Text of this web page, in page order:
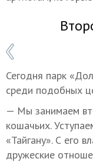
Сегодня парк
среди подобных
— Мы занимаем
кошачьих.
«Тайгану». С его
дружеские